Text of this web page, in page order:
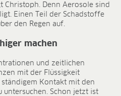
Christoph. Denn Aerosole sind
Einen Teil der Schadstoffe
den Regen auf.
machen
und zeitlichen
mit der Flüssigkeit
Kontakt mit den
untersuchen. Schon jetzt ist